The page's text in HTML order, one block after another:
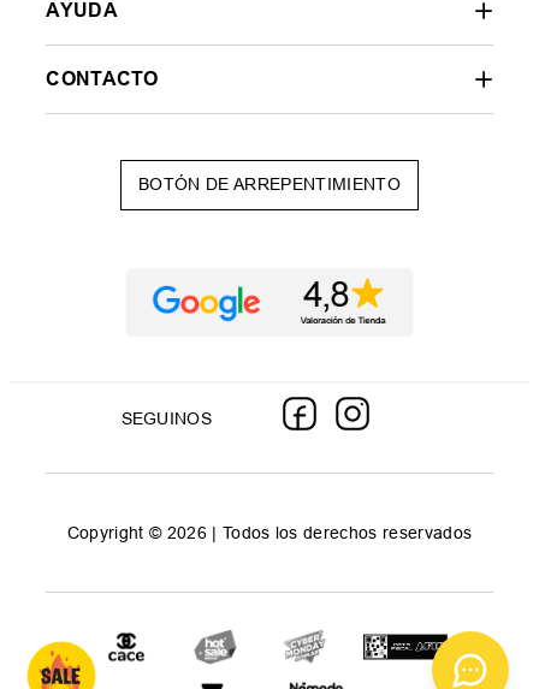
AYUDA
CONTACTO
BOTÓN DE ARREPENTIMIENTO
SEGUINOS
Copyright © 2026 | Todos los derechos reservados